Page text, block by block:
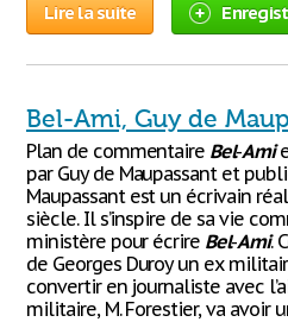
Lire la suite
Bel-Ami, Guy de
Plan de commentaire Bel-Ami
par Guy de Maupassant et
Maupassant est un écrivain
siècle. Il s’inspire de sa vie
ministère pour écrire Bel-Ami.
de Georges Duroy un ex
convertir en journaliste avec
militaire, M. Forestier, va avoir